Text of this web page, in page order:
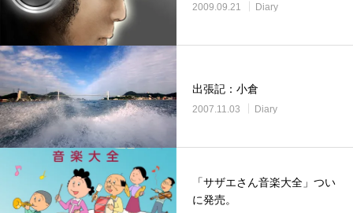
2009.09.21 Diary
出張記：小倉
2007.11.03 Diary
「サザエさん音楽大全」つい
に発売。